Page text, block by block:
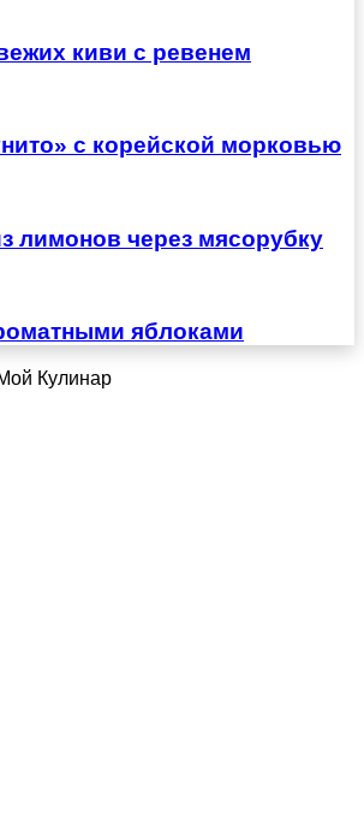
киви с ревенем
с корейской морковью
лимонов через мясорубку
яблоками
Кулинар